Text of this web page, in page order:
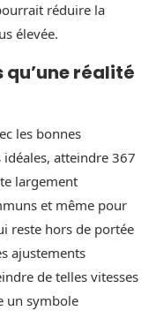
réduire la
élevée.
qu’une réalité
les bonnes
atteindre 367
largement
et même pour
reste hors de portée
ajustements
de telles vitesses
un symbole